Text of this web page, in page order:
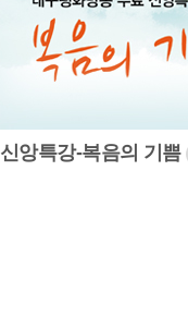
신앙특강-복음의 기쁨